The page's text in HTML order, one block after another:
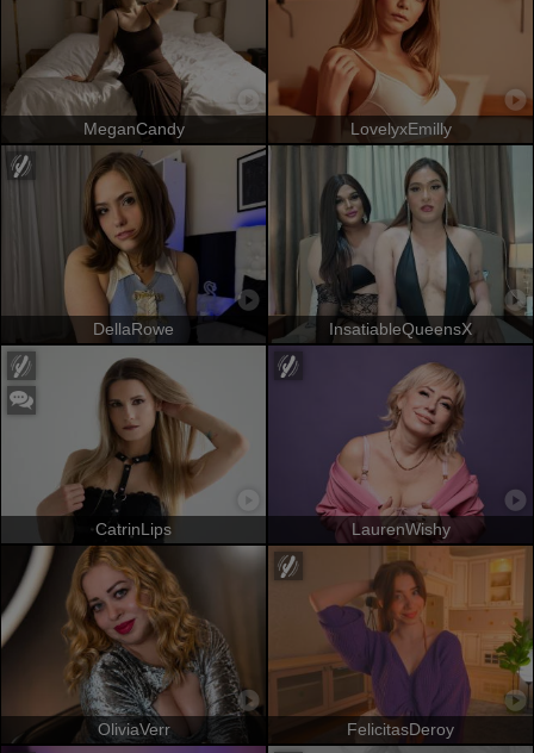
MeganCandy LovelyxEmilly
DellaRowe InsatiableQueensX
CatrinLips LaurenWishy
OliviaVerr FelicitasDeroy